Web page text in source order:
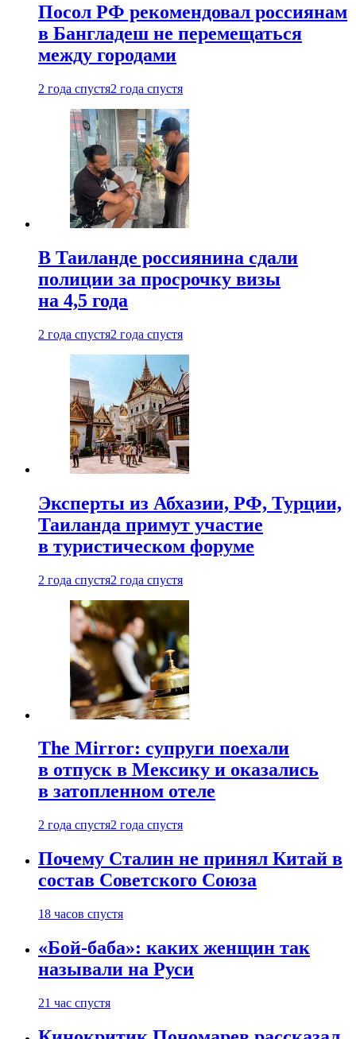
Посол РФ рекомендовал россиянам
в Бангладеш не перемещаться
между городами
2 года спустя2 года спустя
В Таиланде россиянина сдали
полиции за просрочку визы
на 4,5 года
2 года спустя2 года спустя
Эксперты из Абхазии, РФ, Турции,
Таиланда примут участие
в туристическом форуме
2 года спустя2 года спустя
The Mirror: супруги поехали
в отпуск в Мексику и оказались
в затопленном отеле
2 года спустя2 года спустя
Почему Сталин не принял Китай в
состав Советского Союза
18 часов спустя
«Бой-баба»: каких женщин так
называли на Руси
21 час спустя